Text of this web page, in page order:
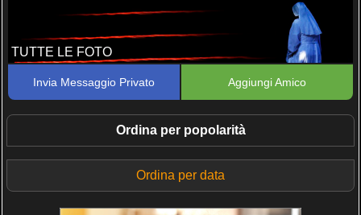
TUTTE LE FOTO
Invia Messaggio Privato Aggiungi Amico
Ordina per popolarità
Ordina per data